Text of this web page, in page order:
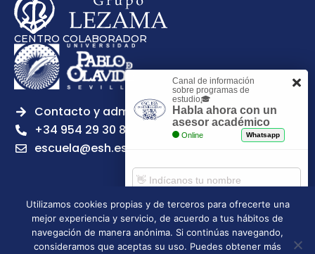
CENTRO COLABORADOR
Contacto y admisiones
+34 954 29 30 81
escuela@esh.es
Aviso legal Política de Privacidad
Política de Cookies
Política de calidad
Tablón de anuncios
Utilizamos cookies propias y de terceros para ofrecerte una
mejor experiencia y servicio, de acuerdo a tus hábitos de
navegación de manera anónima. Si continúas navegando,
consideramos que aceptas su uso. Puedes obtener más
Canal de información
sobre programas de
estudio🎓
Habla ahora con un
asesor académico
Online Whatsapp
Comenzar chat